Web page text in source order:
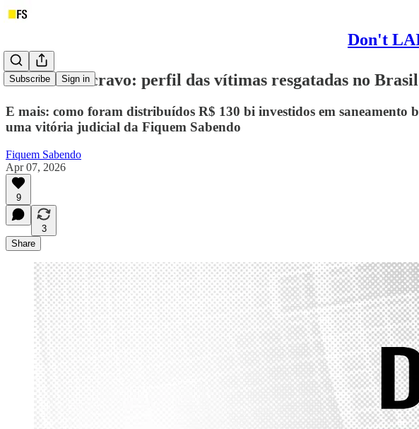
Don't
Subscribe Sign in
Trabalho escravo: perfil das vítimas resgatadas no
E mais: como foram distribuídos R$ 130 bi investidos em saneamento
uma vitória judicial da Fiquem Sabendo
Fiquem Sabendo
Apr 07, 2026
9
3
Share